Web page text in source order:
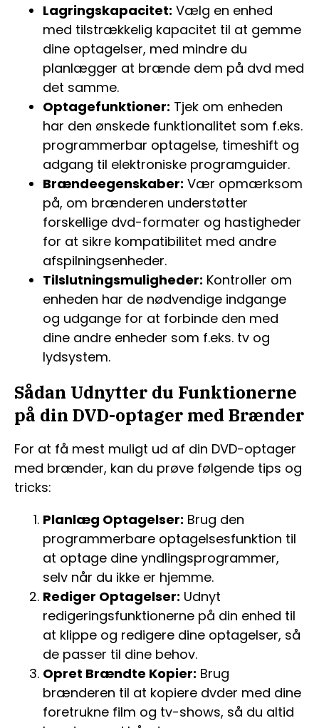
Lagringskapacitet: Vælg en enhed
med tilstrækkelig kapacitet til at gemme
dine optagelser, med mindre du
planlægger at brænde dem på dvd med
det samme.
Optagefunktioner: Tjek om enheden
har den ønskede funktionalitet som f.eks.
programmerbar optagelse, timeshift og
adgang til elektroniske programguider.
Brændeegenskaber: Vær opmærksom
på, om brænderen understøtter
forskellige dvd-formater og hastigheder
for at sikre kompatibilitet med andre
afspilningsenheder.
Tilslutningsmuligheder: Kontroller om
enheden har de nødvendige indgange
og udgange for at forbinde den med
dine andre enheder som f.eks. tv og
lydsystem.
Sådan Udnytter du Funktionerne
på din DVD-optager med Brænder
For at få mest muligt ud af din DVD-optager
med brænder, kan du prøve følgende tips og
tricks:
Planlæg Optagelser: Brug den
programmerbare optagelsesfunktion til
at optage dine yndlingsprogrammer,
selv når du ikke er hjemme.
Rediger Optagelser: Udnyt
redigeringsfunktionerne på din enhed til
at klippe og redigere dine optagelser, så
de passer til dine behov.
Opret Brændte Kopier: Brug
brænderen til at kopiere dvder med dine
foretrukne film og tv-shows, så du altid